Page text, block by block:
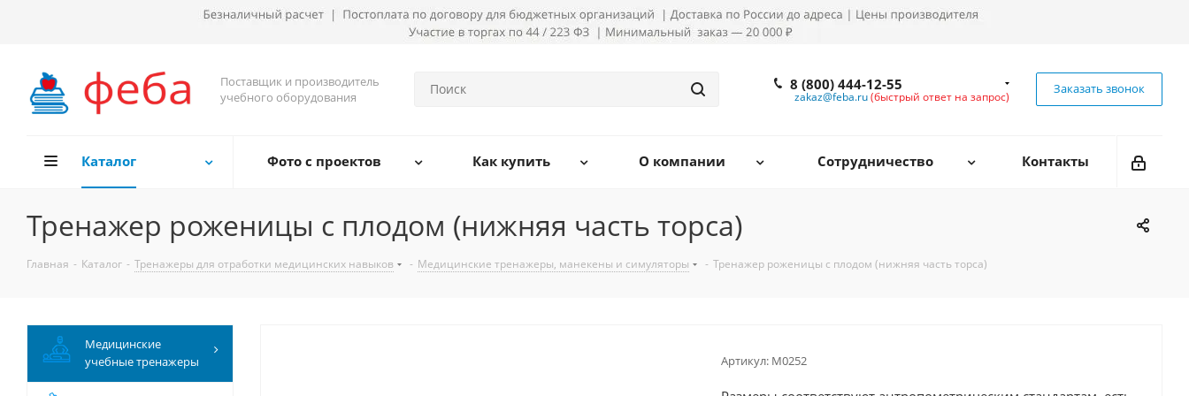
Поставщик и производитель
учебного оборудования
8 (800) 444-12-55
zakaz@feba.ru(быстрый ответ на запрос)
Заказать звонок
Каталог Фото с проектов Как купить О компании Сотрудничество Контакты
Тренажер роженицы с плодом (нижняя часть торса)
Главная - Каталог - Тренажеры для отработки медицинских навыков - Медицинские тренажеры, манекены и симуляторы - Тренажер роженицы с плодом (нижняя часть торса)
Артикул: М0252
Медицинские
учебные тренажеры